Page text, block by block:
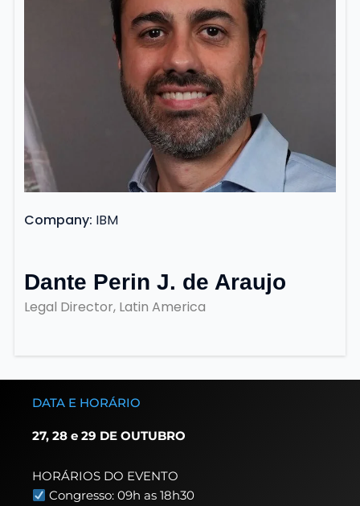
Company IBM
Dante Perin J. de Araujo
Legal Director, Latin America
DATA E HORÁRIO
27, 28 e 29 DE OUTUBRO
HORÁRIOS DO EVENTO
Congresso: 09h as 18h30